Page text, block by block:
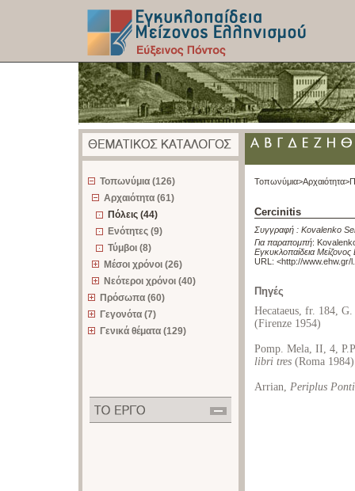
Τοπωνύμια (126)
Αρχαιότητα (61)
Πόλεις (44)
Ενότητες (9)
Τύμβοι (8)
Μέσοι χρόνοι (26)
Νεότεροι χρόνοι (40)
Πρόσωπα (60)
Γεγονότα (7)
Γενικά θέματα (129)
Τοπωνύμια>Αρχαιότητα>
Cercinitis
Συγγραφή : Kovalenko
Για παραπομπή:
Εγκυκλοπαίδεια
URL: <http://www.ehw.gr/
Πηγές
Hecataeus, fr. 184,
(Firenze 1954)
Pomp. Mela, II, 4,
libri tres (Roma 1984)
Arrian, Periplus